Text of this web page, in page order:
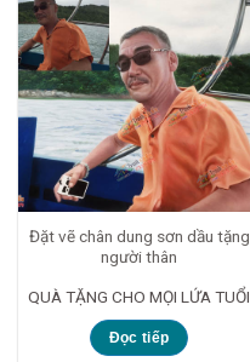
Đặt vẽ chân dung sơn dầu tặng
người thân
QUÀ TẶNG CHO MỌI LỨA TUỔI
Đọc tiếp